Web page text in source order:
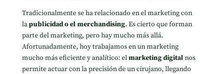
Tradicionalmente se ha relacionado en el marketing con
lapublicidad o el merchandising. Es cierto que forman
parte del marketing, pero hay mucho más allá.
Afortunadamente, hoy trabajamos en un marketing
mucho más eficiente y analítico: elmarketing digitalnos
permite actuar con la precisión de un cirujano, llegando